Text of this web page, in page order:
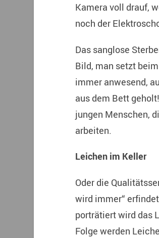
Kamera voll drauf,
noch der
Das sanglose
Bild, man setzt
immer anwesend,
aus dem Bett
jungen Menschen,
arbeiten.
Leichen im Keller
Oder die
wird immer“
porträtiert wird das
Folge werden